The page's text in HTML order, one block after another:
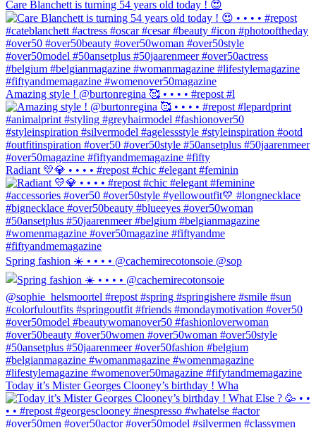
Care Blanchett is turning 54 years old today ! 😍
Amazing style ! @burtonregina 🥰 • • • • #repost #l
Radiant 💛💎 • • • • #repost #chic #elegant #feminin
Spring fashion ☀️ • • • • @cachemirecotonsoie @sop
Today it’s Mister Georges Clooney’s birthday ! Wha